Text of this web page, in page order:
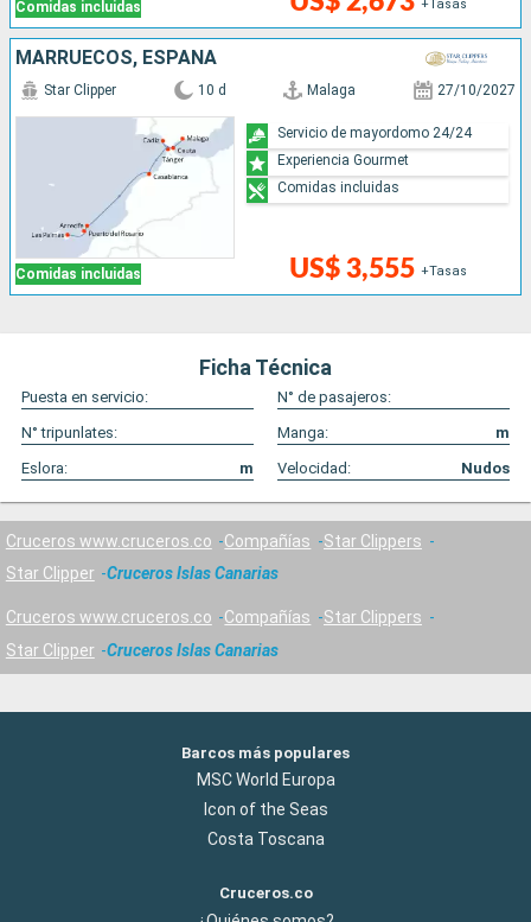
Comidas incluidas +Tasas
MARRUECOS, ESPAÑA
Comidas incluidas
Star Clipper 10 d Malaga 27/10/2027
US$ 3,555 +Tasas
Servicio de mayordomo 24/24
Experiencia Gourmet
Comidas incluidas
Ficha Técnica
Puesta en servicio:
N° de pasajeros:
N° tripunlates:
Manga:
m
Eslora:
m Velocidad: Nudos
Cruceros www.cruceros.co Compañías
Star Clippers
Star Clipper
Cruceros Islas Canarias
Cruceros www.cruceros.co Compañías
Star Clippers
Star Clipper
Cruceros Islas Canarias
Barcos más populares
MSC World Europa
Icon of the Seas
Costa Toscana
Cruceros.co